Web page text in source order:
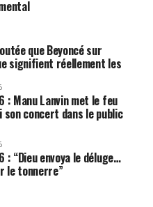
que Beyoncé sur
signifient réellement les
: Manu Lanvin met le feu
concert dans le public
: “Dieu envoya le déluge…
le tonnerre”